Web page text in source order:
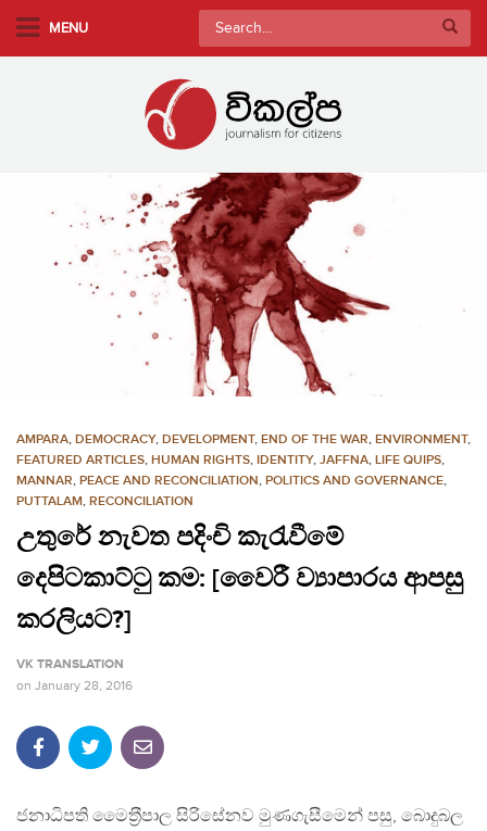
MENU
Search
for:
AMPARA, DEMOCRACY, DEVELOPMENT, END OF THE WAR, ENVIRONMENT,
FEATURED ARTICLES, HUMAN RIGHTS, IDENTITY, JAFFNA, LIFE QUIPS,
MANNAR, PEACE AND RECONCILIATION, POLITICS AND GOVERNANCE,
PUTTALAM, RECONCILIATION
උතුරේ නැවත පදිංචි කැරැවීමේ
දෙපිටකාට්ටු කම: [වෛරී ව්‍යාපාරය ආපසු
කරලියට?]
VK TRANSLATION
on January 28, 2016
ජනාධිපති මෛත‍්‍රීපාල සිරිසේනව මුණගැසීමෙන් පසු, බොදුබල